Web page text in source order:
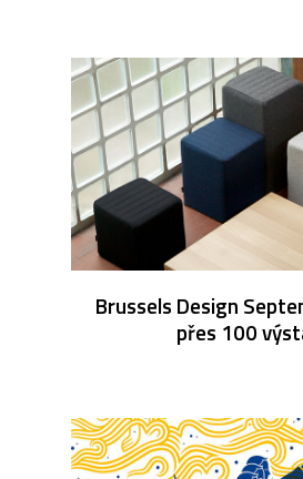
Brussels Design
přes 100